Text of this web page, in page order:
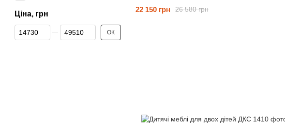
26 580 грн
22 150 грн
Ціна, грн
Від Ціна, грн
До Ціна, грн ОК